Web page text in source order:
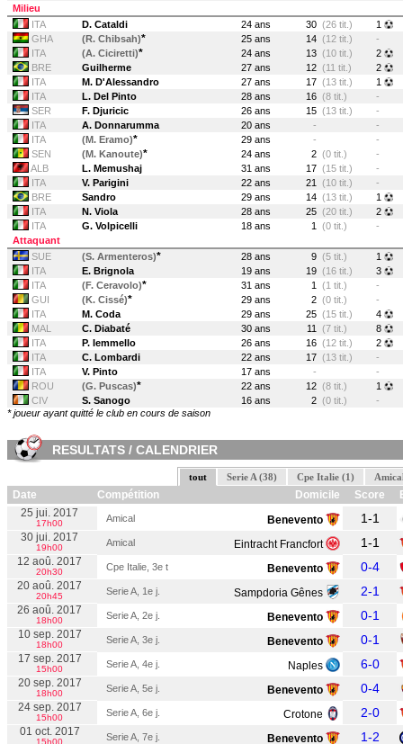
Milieu
ITA
D. Cataldi 24 ans 30 (26 tit.)
1
GHA
(R. Chibsah)* 25 ans 14 (12 tit.)
-
ITA
(A. Ciciretti)* 24 ans 13 (10 tit.)
2
BRE
Guilherme 27 ans 12 (11 tit.)
2
ITA
M. D'Alessandro 27 ans 17 (13 tit.)
1
ITA
L. Del Pinto 28 ans 16 (8 tit.)
-
SER
F. Djuricic 26 ans 15 (13 tit.)
-
ITA
A. Donnarumma 20 ans -
-
ITA
(M. Eramo)* 29 ans -
-
SEN
(M. Kanoute)* 24 ans 2 (0 tit.)
-
ALB
L. Memushaj 31 ans 17 (15 tit.)
-
ITA
V. Parigini 22 ans 21 (10 tit.)
-
BRE
Sandro 29 ans 14 (13 tit.)
1
ITA
N. Viola 28 ans 25 (20 tit.)
2
ITA
G. Volpicelli 18 ans 1 (0 tit.)
-
Attaquant
SUE
(S. Armenteros)* 28 ans 9 (5 tit.)
1
ITA
E. Brignola 19 ans 19 (16 tit.)
3
ITA
(F. Ceravolo)* 31 ans 1 (1 tit.)
-
GUI
(K. Cissé)* 29 ans 2 (0 tit.)
-
ITA
M. Coda 29 ans 25 (15 tit.)
4
MAL
C. Diabaté 30 ans 11 (7 tit.)
8
ITA
P. Iemmello 26 ans 16 (12 tit.)
2
ITA
C. Lombardi 22 ans 17 (13 tit.)
-
ITA
V. Pinto 17 ans -
-
ROU
(G. Puscas)* 22 ans 12 (8 tit.)
1
CIV
S. Sanogo 16 ans 2 (0 tit.)
-
* joueur ayant quitté le club en cours de saison
RESULTATS / CALENDRIER
tout Serie A (38) Cpe Italie (1)
Date Compétition Domicile Score
25 jui. 2017
17h00 Amical Benevento 1-1
30 jui. 2017
19h00 Amical Eintracht Francfort 1-1
12 aoû. 2017
20h30 Cpe Italie, 3e t Benevento 0-4
20 aoû. 2017
20h45 Serie A, 1e j. Sampdoria Gênes 2-1
26 aoû. 2017
18h00 Serie A, 2e j. Benevento 0-1
10 sep. 2017
18h00 Serie A, 3e j. Benevento 0-1
17 sep. 2017
15h00 Serie A, 4e j. Naples 6-0
20 sep. 2017
18h00 Serie A, 5e j. Benevento 0-4
24 sep. 2017
15h00 Serie A, 6e j. Crotone 2-0
01 oct. 2017
15h00 Serie A, 7e j. Benevento 1-2